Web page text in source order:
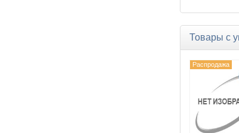
Товары с
Распродажа